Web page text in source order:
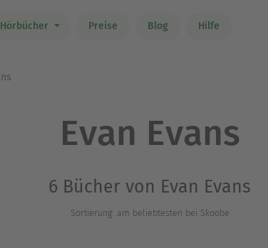
Hörbücher Preise Blog Hilfe
Evan Evans
6 Bücher von Evan Evans
Sortierung: am beliebtesten bei Skoobe